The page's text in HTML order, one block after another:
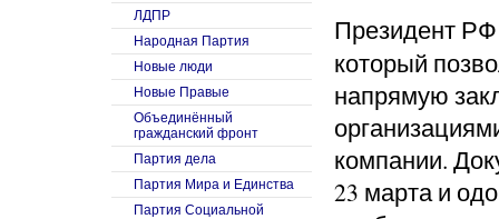
Президент
который
напрямую
компании.
23 марта и
ЛДПР
Народная Партия
Новые люди
Новые Правые
Объединённый
гражданский фронт
Партия дела
Партия Мира и Единства
Партия Социальной